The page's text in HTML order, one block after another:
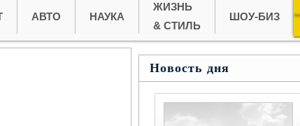
АВТО НАУКА
ЖИЗНЬ
& СТИЛЬ
ШОУ-БИЗ
Новость дня